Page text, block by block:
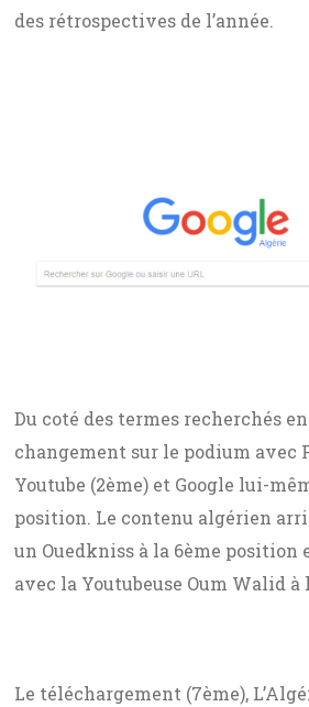
des rétrospectives de l’année.
Du coté des termes recherchés
changement sur le podium avec
Youtube (2ème) et Google lui-
position. Le contenu algérien
un Ouedkniss à la 6ème position
avec la Youtubeuse Oum Walid à
Le téléchargement (7ème),